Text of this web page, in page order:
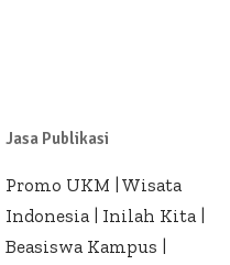
Jasa Publikasi
Promo UKM Wisata
Indonesia
Inilah Kita
Beasiswa Kampus